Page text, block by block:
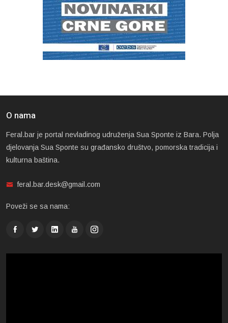
O nama
Feral.bar je portal nevladinog udruženja Sua Sponte iz Bara. Polja
djelovanja Sua Sponte su građansko društvo, pomorska tradicija i
kulturna baština.
feral.bar.desk@gmail.com
Poveži se sa nama: